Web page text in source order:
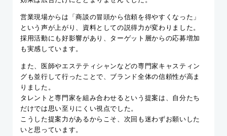
営業現場からは「商談の冒頭から信頼を得やすくなった」
という声が上がり、資料としての説得力が変わりました。
採用活動にも好影響があり、ターゲット層からの応募増加
も実感しています。
また、医師やエステティシャンなどの専門家キャスティン
グも並行して行ったことで、ブランド全体の信頼性が高ま
りました。
タレントと専門家を組み合わせるという提案は、自分たち
だけでは思い至りにくい視点でした。
こうした提案力があるからこそ、次回も迷わずお願いした
いと思っています。